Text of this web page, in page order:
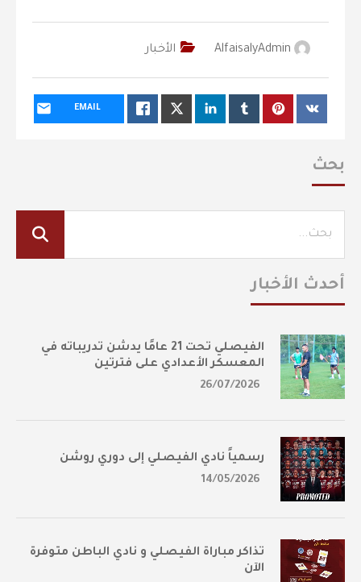
AlfaisalyAdmin الأخبار
EMAIL
بحث
أحدث الأخبار
الفيصلي تحت 21 عامًا يدشن تدريباته في
المعسكر الأعدادي على فترتين
26/07/2026
رسمياً نادي الفيصلي إلى دوري روشن
14/05/2026
تذاكر مباراة الفيصلي و نادي الباطن متوفرة
الآن